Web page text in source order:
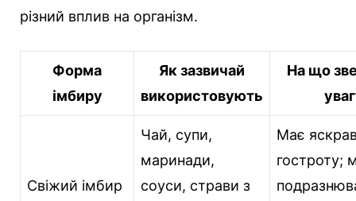
різний вплив на організм.
Форма
імбиру
Як зазвичай
використовують
На що
Свіжий імбир
Чай, супи,
маринади,
соуси, страви з
Має
гостроту;